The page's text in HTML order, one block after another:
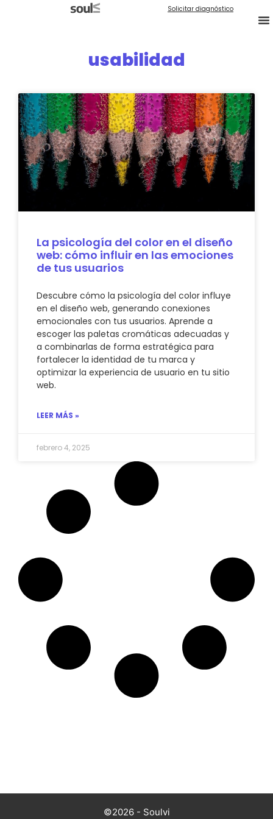
Solicitar diagnóstico
usabilidad
La psicología del color en el diseño
web: cómo influir en las emociones
de tus usuarios
Descubre cómo la psicología del color influye
en el diseño web, generando conexiones
emocionales con tus usuarios. Aprende a
escoger las paletas cromáticas adecuadas y
a combinarlas de forma estratégica para
fortalecer la identidad de tu marca y
optimizar la experiencia de usuario en tu sitio
web.
LEER MÁS »
febrero 4, 2025
©2026 - Soulvi